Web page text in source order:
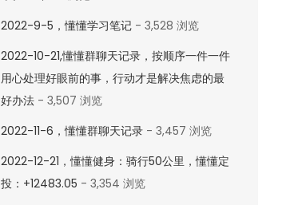
2022-9-5，懂懂学习笔记- 3,528 浏览
2022-10-21,懂懂群聊天记录，按顺序一件一件
用心处理好眼前的事，行动才是解决焦虑的最
好办法- 3,507 浏览
2022-11-6，懂懂群聊天记录- 3,457 浏览
2022-12-21，懂懂健身：骑行50公里，懂懂定
投：+12483.05 - 3,354 浏览